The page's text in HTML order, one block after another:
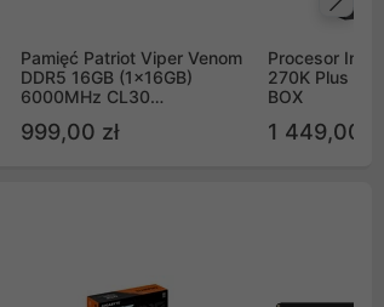
Pamięć Patriot Viper Venom
DDR5 16GB (1x16GB)
6000MHz CL30
999,00 zł
Procesor Intel
270K Plus
BOX
1 449,00 zł